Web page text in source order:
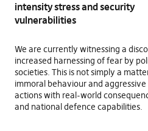
intensity stress and security
vulnerabilities
We are currently witnessing a
increased harnessing of fear by
societies. This is not simply a
immoral behaviour and
actions with real-world
and national defence capabilities.